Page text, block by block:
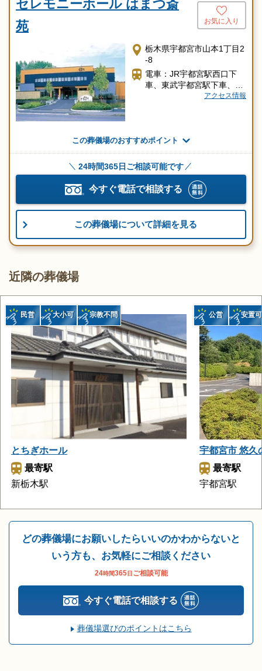
セレモニーホール はまつ斎
苑
お気に入り
栃木県宇都宮市山本1丁目2
-8
電車：JR宇都宮駅西口下
車、東武宇都宮駅下車、約
2㎞（タクシー5分）アクセス情報
この葬儀場のおすすめポイント
24時間365日ご相談可能です
今すぐ電話で相談する
この葬儀場について詳細を見る
近隣の葬儀場
とちぎホール
最寄駅
新栃木駅
民営 大小可 宗教不問
宇都宮市 悠久
最寄駅
宇都宮駅
公営 安置可
どの葬儀場にお願いしたらいいのかわからないと
いう方も、お気軽にご相談ください
24時間365日 ご相談可能
今すぐ電話で相談する
葬儀場選びのポイントはこちら